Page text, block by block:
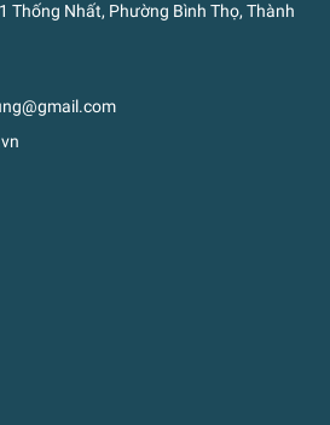
Thống Nhất, Phường Bình Thọ, Thành